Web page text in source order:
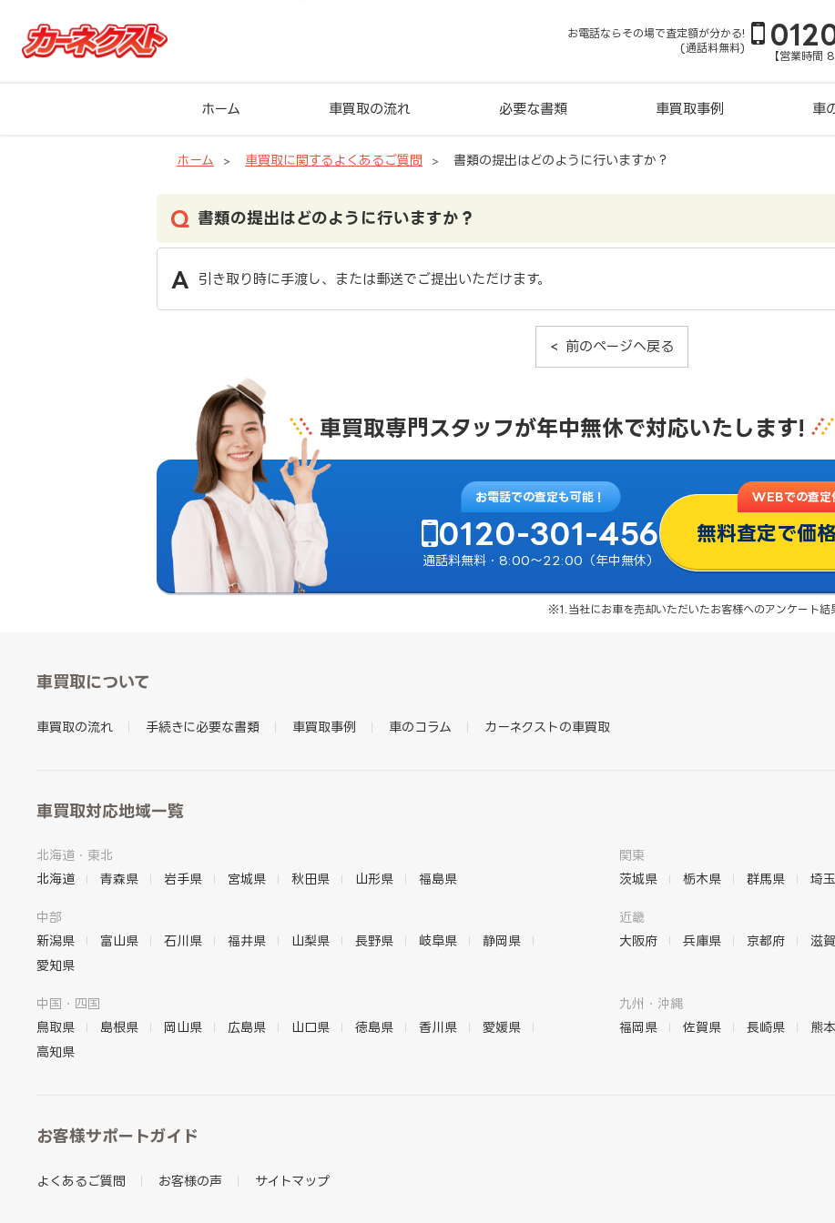
お電話ならその場で査定額が分かる!
(通話料無料)
【営業時間
ホーム 車買取の流れ 必要な書類 車買取事例 車
ホーム 車買取に関するよくあるご質問 書類の提出はどのように行いますか？
書類の提出はどのように行いますか？
引き取り時に手渡し、または郵送でご提出いただけます。
前のページへ戻る
車買取専門スタッフが年中無休で対応いたします!
お電話での査定も可能！
0120-301-456
通話料無料・8:00〜22:00（年中無休）
WEBでの査定
無料査定で価
※1.当社にお車を売却いただいたお客様へのアンケート
車買取について
車買取の流れ 手続きに必要な書類 車買取事例 車のコラム カーネクストの車買取
車買取対応地域一覧
北海道・東北
北海道
青森県 岩手県 宮城県 秋田県 山形県 福島県
関東
茨城県
栃木県 群馬県 埼
中部
新潟県
富山県 石川県 福井県 山梨県 長野県 岐阜県
静岡県
愛知県
近畿
大阪府
兵庫県 京都府 滋
中国・四国
鳥取県
島根県 岡山県 広島県 山口県 徳島県 香川県
愛媛県
高知県
九州・沖縄
福岡県
佐賀県 長崎県 熊
お客様サポートガイド
よくあるご質問 お客様の声 サイトマップ